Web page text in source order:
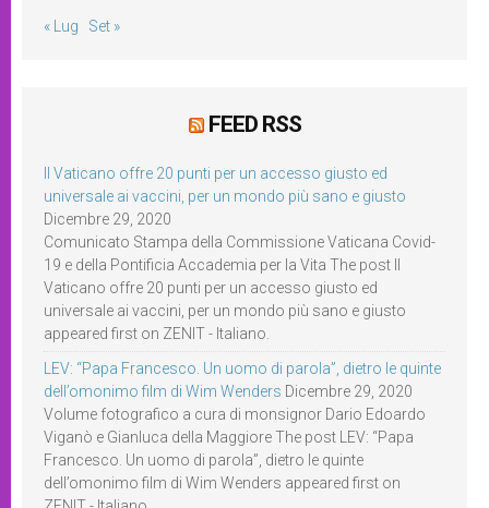
« Lug Set »
FEED RSS
Il Vaticano offre 20 punti per un accesso giusto ed
universale ai vaccini, per un mondo più sano e giusto
Dicembre 29, 2020
Comunicato Stampa della Commissione Vaticana Covid-
19 e della Pontificia Accademia per la Vita The post Il
Vaticano offre 20 punti per un accesso giusto ed
universale ai vaccini, per un mondo più sano e giusto
appeared first on ZENIT - Italiano.
LEV: “Papa Francesco. Un uomo di parola”, dietro le quinte
dell’omonimo film di Wim Wenders Dicembre 29, 2020
Volume fotografico a cura di monsignor Dario Edoardo
Viganò e Gianluca della Maggiore The post LEV: “Papa
Francesco. Un uomo di parola”, dietro le quinte
dell’omonimo film di Wim Wenders appeared first on